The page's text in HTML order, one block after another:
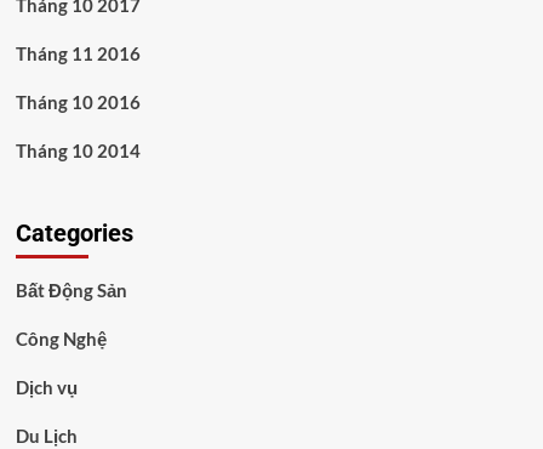
Tháng 10 2017
Tháng 11 2016
Tháng 10 2016
Tháng 10 2014
Categories
Bất Động Sản
Công Nghệ
Dịch vụ
Du Lịch